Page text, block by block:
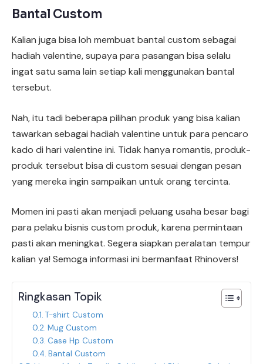
Bantal Custom
Kalian juga bisa loh membuat bantal custom sebagai
hadiah valentine, supaya para pasangan bisa selalu
ingat satu sama lain setiap kali menggunakan bantal
tersebut.
Nah, itu tadi beberapa pilihan produk yang bisa kalian
tawarkan sebagai hadiah valentine untuk para pencaro
kado di hari valentine ini. Tidak hanya romantis, produk-
produk tersebut bisa di custom sesuai dengan pesan
yang mereka ingin sampaikan untuk orang tercinta.
Momen ini pasti akan menjadi peluang usaha besar bagi
para pelaku bisnis custom produk, karena permintaan
pasti akan meningkat. Segera siapkan peralatan tempur
kalian ya! Semoga informasi ini bermanfaat Rhinovers!
Ringkasan Topik
T-shirt Custom
Mug Custom
Case Hp Custom
Bantal Custom